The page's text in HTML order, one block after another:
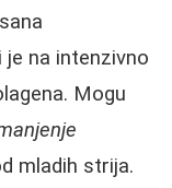
na intenzivno
Mogu
mladih strija.